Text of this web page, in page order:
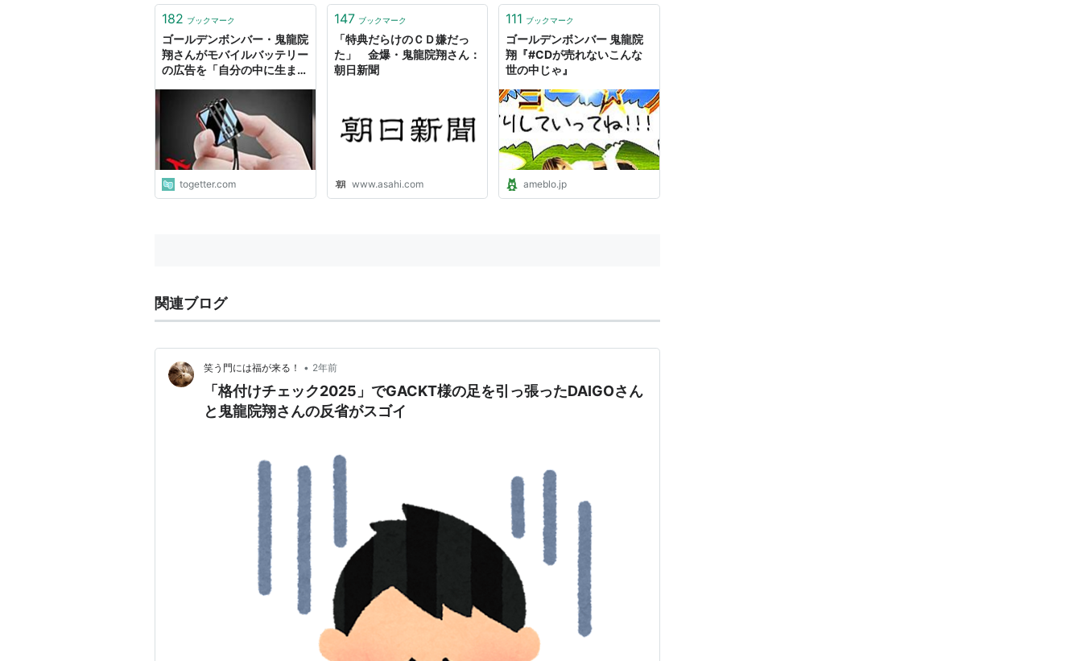
182 ブックマーク
ゴールデンボンバー・鬼龍院
翔さんがモバイルバッテリー
の広告を「自分の中に生まれ
確かめたくなった」
togetter.com
147 ブックマーク
「特典だらけのＣＤ嫌だっ
た」 金爆・鬼龍院翔さん：
朝日新聞
www.asahi.com
111 ブックマーク
ゴールデンボンバー 鬼龍院
翔『#CDが売れないこんな
世の中じゃ』
ameblo.jp
関連ブログ
笑う門には福が来る！ • 2年前
「格付けチェック2025」でGACKT様の足を引っ張ったDAIGOさん
と鬼龍院翔さんの反省がスゴイ